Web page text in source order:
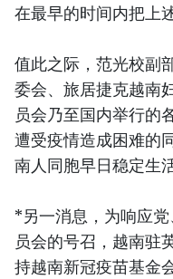
在最早的时间内把上
值此之际，范光校副
委会、旅居捷克越南
员会乃至国内举行的
遭受疫情造成困难的
南人同胞早日稳定生活
*另一消息，为响应
员会的号召，越南驻
持越南新冠疫苗基金